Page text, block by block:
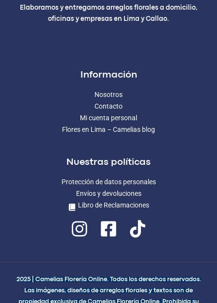
Elaboramos y entregamos arreglos florales a domicilio,
oficinas y empresas en Lima y Callao.
Información
Nosotros
Contacto
Mi cuenta personal
Flores en Lima – Camelias blog
Nuestras políticas
Protección de datos personales
Envíos y devoluciones
Libro de Reclamaciones
2025 | Camelias Florería Online. Todos los derechos reservados.
Las imágenes, diseños de arreglos florales y textos son de
propiedad exclusiva de Camelias Florería Online. Prohibida su